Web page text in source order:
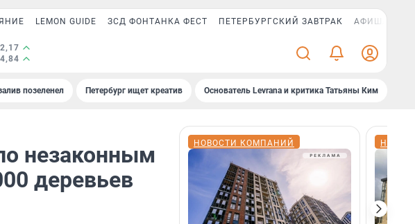
LEMON GUIDE ЗСД ФОНТАНКА ФЕСТ ПЕТЕРБУРГСКИЙ ЗАВТРАК АФИША PLUS
позеленел Петербург ищет креатив Основатель Levrana и критика Татьяны Ким
незаконным
деревьев
НОВОСТИ КОМПАНИЙ